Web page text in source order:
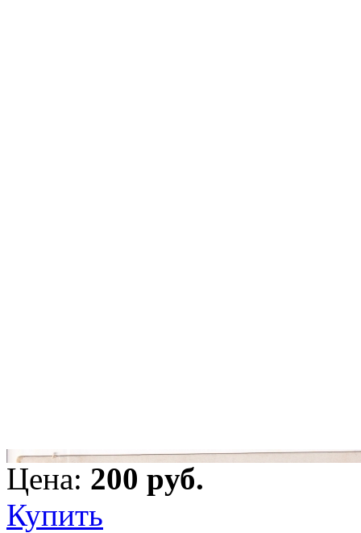
Цена: 200 pуб.
Купить